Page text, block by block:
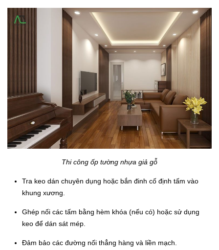
Thi công ốp tường nhựa giả gỗ
Tra keo dán chuyên dụng hoặc bắn đinh cố định tấm vào
khung xương.
Ghép nối các tấm bằng hèm khóa (nếu có) hoặc sử dụng
keo để dán sát mép.
Đảm bảo các đường nối thẳng hàng và liền mạch.